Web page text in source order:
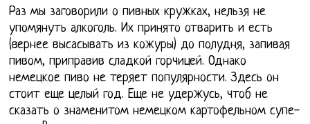
Раз мы заговорили о пивных кружках, нельзя не
упомянуть алкоголь. Их принято отварить и есть
(вернее высасывать из кожуры) до полудня, запивая
пивом, приправив сладкой горчицей. Однако
немецкое пиво не теряет популярности. Здесь он
стоит еще целый год. Еще не удержусь, чтоб не
сказать о знаменитом немецком картофельном супе-